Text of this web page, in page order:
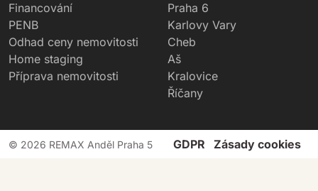
Financování
PENB
Odhad ceny nemovitosti
Home staging
Příprava nemovitosti
Praha 6
Karlovy Vary
Cheb
Aš
Kralovice
Říčany
© 2026 REMAX Anděl Praha 5 GDPR Zásady cookies